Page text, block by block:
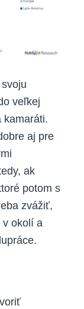
veľkej
kamaráti.
aj pre
ak
potom s
zvážiť,
v okolí a